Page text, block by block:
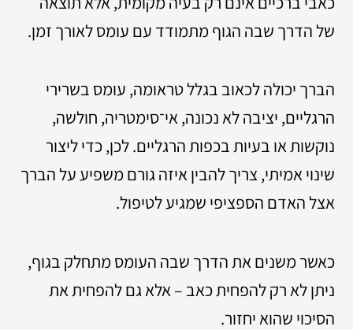
של הדרך שבה הגוף מתמודד עם עומס לאורך זמן.
הברך יכולה לכאוב בגלל טראומה, עומס בשרירי
הרגליים, יציבה לא נכונה, אי־סימטריה, חולשה,
נוקשות או בעיות בכפות הרגליים. לכן, כדי ליצור
שינוי אמיתי, צריך להבין איזה גורם משפיע על הברך
אצל האדם הספציפי שמגיע לטיפול.
כאשר משנים את הדרך שבה העומס מתחלק בגוף,
ניתן לא רק להפחית כאב – אלא גם להפחית את
הסיכוי שהוא יחזור.